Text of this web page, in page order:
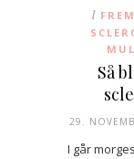
I
Så
29.
I går